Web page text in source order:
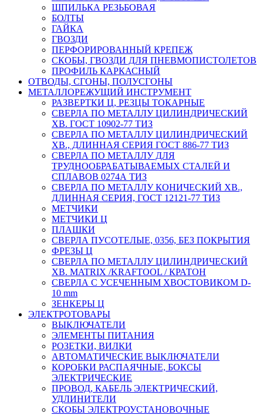
ШПИЛЬКА РЕЗЬБОВАЯ
БОЛТЫ
ГАЙКА
ГВОЗДИ
ПЕРФОРИРОВАННЫЙ КРЕПЕЖ
СКОБЫ, ГВОЗДИ ДЛЯ ПНЕВМОПИСТОЛЕТОВ
ПРОФИЛЬ КАРКАСНЫЙ
ОТВОДЫ, СГОНЫ, ПОЛУСГОНЫ
МЕТАЛЛОРЕЖУЩИЙ ИНСТРУМЕНТ
РАЗВЕРТКИ Ц, РЕЗЦЫ ТОКАРНЫЕ
СВЕРЛА ПО МЕТАЛЛУ ЦИЛИНДРИЧЕСКИЙ
ХВ. ГОСТ 10902-77 ТИЗ
СВЕРЛА ПО МЕТАЛЛУ ЦИЛИНДРИЧЕСКИЙ
ХВ., ДЛИННАЯ СЕРИЯ ГОСТ 886-77 ТИЗ
СВЕРЛА ПО МЕТАЛЛУ ДЛЯ
ТРУДНООБРАБАТЫВАЕМЫХ СТАЛЕЙ И
СПЛАВОВ 0274А ТИЗ
СВЕРЛА ПО МЕТАЛЛУ КОНИЧЕСКИЙ ХВ.,
ДЛИННАЯ СЕРИЯ, ГОСТ 12121-77 ТИЗ
МЕТЧИКИ
МЕТЧИКИ Ц
ПЛАШКИ
СВЕРЛА ПУСОТЕЛЫЕ, 0356, БЕЗ ПОКРЫТИЯ
ФРЕЗЫ Ц
СВЕРЛА ПО МЕТАЛЛУ ЦИЛИНДРИЧЕСКИЙ
ХВ. MATRIX /KRAFTOOL / КРАТОН
СВЕРЛА С УСЕЧЕННЫМ ХВОСТОВИКОМ D-
10 mm
ЗЕНКЕРЫ Ц
ЭЛЕКТРОТОВАРЫ
ВЫКЛЮЧАТЕЛИ
ЭЛЕМЕНТЫ ПИТАНИЯ
РОЗЕТКИ, ВИЛКИ
АВТОМАТИЧЕСКИЕ ВЫКЛЮЧАТЕЛИ
КОРОБКИ РАСПАЯЧНЫЕ, БОКСЫ
ЭЛЕКТРИЧЕСКИЕ
ПРОВОД, КАБЕЛЬ ЭЛЕКТРИЧЕСКИЙ,
УДЛИНИТЕЛИ
СКОБЫ ЭЛЕКТРОУСТАНОВОЧНЫЕ